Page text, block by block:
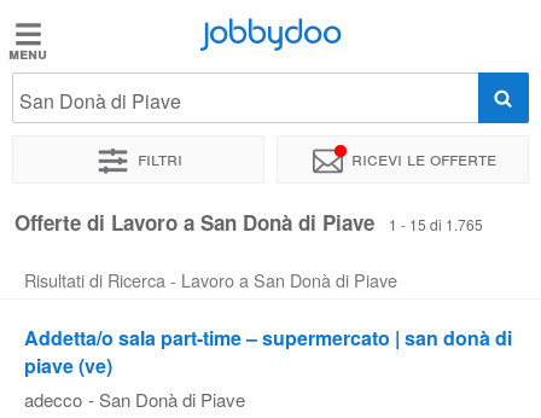
Jobbydoo
Offerte
Elenco
professioni
Jobbydoo
San Donà di Piave
Filtri Ricevi le offerte
Offerte di Lavoro a San Donà di Piave 1 - 15 di 1.765
Risultati di Ricerca - Lavoro a San Donà di Piave
Addetta/o sala part-time – supermercato | san donà di
piave (ve)
adecco - San Donà di Piave